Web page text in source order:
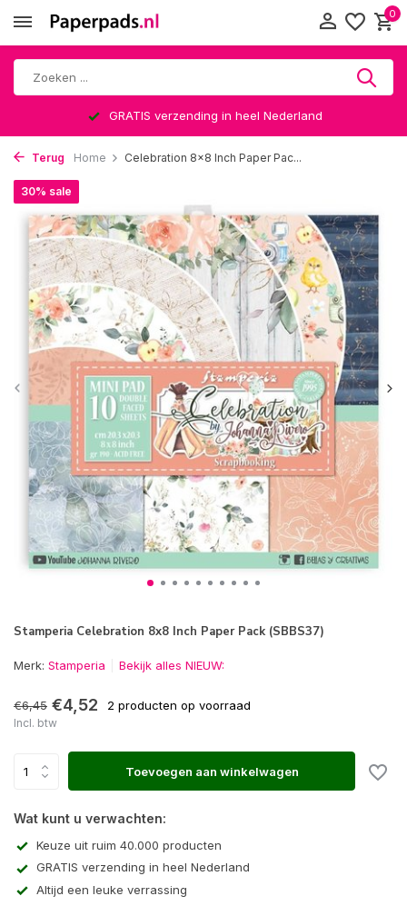
0
GRATIS verzending in heel Nederland
Terug Home Celebration 8x8 Inch Paper Pac...
Stamperia Celebration 8x8 Inch Paper Pack (SBBS37)
30% sale
Merk: Stamperia Bekijk alles NIEUW:
€6,45 €4,52 2 producten op voorraad
Incl. btw
Toevoegen aan winkelwagen
Wat kunt u verwachten:
Keuze uit ruim 40.000 producten
GRATIS verzending in heel Nederland
Altijd een leuke verrassing